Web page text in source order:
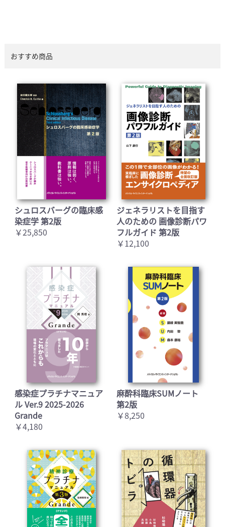
おすすめ商品
シュロスバーグの臨床感
染症学 第2版
￥25,850
ジェネラリストを目指す
人のための 画像診断パワ
フルガイド 第2版
￥12,100
感染症プラチナマニュア
ル Ver.9 2025-2026
Grande
￥4,180
麻酔科臨床SUMノート
第2版
￥8,250